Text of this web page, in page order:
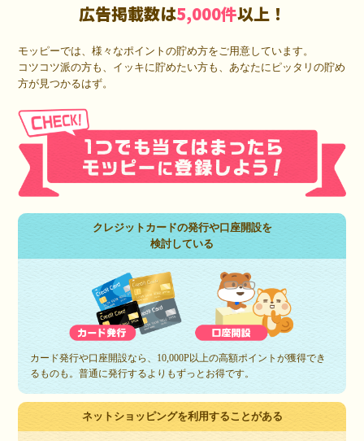
広告掲載数は5,000件以上！
モッピーでは、様々なポイントの貯め方をご用意しています。
コツコツ派の方も、イッキに貯めたい方も、あなたにピッタリの貯め
方が見つかるはず。
クレジットカードの発行や口座開設を
検討している
カード発行や口座開設なら、10,000P以上の高額ポイントが獲得でき
るものも。普通に発行するよりもずっとお得です。
ネットショッピングを利用することがある